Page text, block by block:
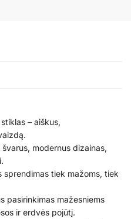
– aiškus,
modernus dizainas,
sprendimas tiek mažoms, tiek
pasirinkimas mažesniems
ir erdvės pojūtį.